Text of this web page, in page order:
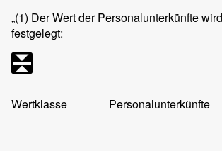
„(1) Der Wert der Personalunterkünfte
festgelegt:
Wertklasse Personalunterkünfte